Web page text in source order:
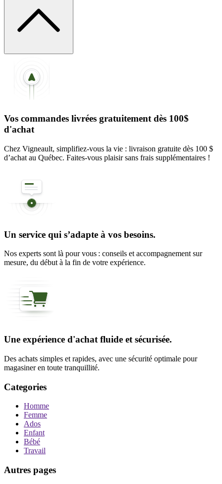
Vos commandes livrées gratuitement dès 100$
d'achat
Chez Vigneault, simplifiez-vous la vie : livraison gratuite dès 100 $
d’achat au Québec. Faites-vous plaisir sans frais supplémentaires !
Un service qui s’adapte à vos besoins.
Nos experts sont là pour vous : conseils et accompagnement sur
mesure, du début à la fin de votre expérience.
Une expérience d'achat fluide et sécurisée.
Des achats simples et rapides, avec une sécurité optimale pour
magasiner en toute tranquillité.
Categories
Homme
Femme
Ados
Enfant
Bébé
Travail
Autres pages